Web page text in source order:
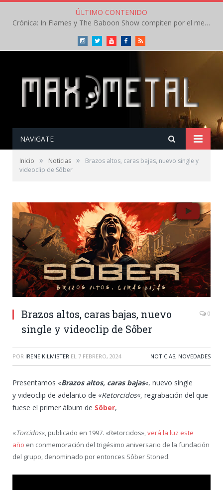
ÚLTIMO CONTENIDO
Crónica: In Flames y The Baboon Show compiten por el mejor concierto del día en el Leyendas del Rock – Viernes – Agosto 2026
InstagramTwitterYoutubeFacebookRSS
NAVIGATE
Inicio » Noticias »
Brazos altos, caras bajas, nuevo single y
videoclip de Sôber
Brazos altos, caras bajas, nuevo
single y videoclip de Sôber
0
POR IRENE KILMISTER EL 7 FEBRERO, 2024 NOTICIAS, NOVEDADES
Presentamos «Brazos altos, caras bajas«, nuevo single
y videoclip de adelanto de «Retorcidos«, regrabación del que
fuese el primer álbum de Sôber,
«Torcidos«, publicado en 1997. «Retorcidos»,verá la luz este
año en conmemoración del trigésimo aniversario de la fundación
del grupo, denominado por entonces Sôber Stoned.